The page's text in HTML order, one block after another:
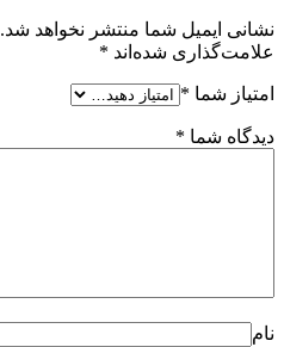
نشانی ایمیل شما منتشر نخواهد شد.
علامت‌گذاری شده‌اند *
امتیاز شما *
دیدگاه شما *
نام